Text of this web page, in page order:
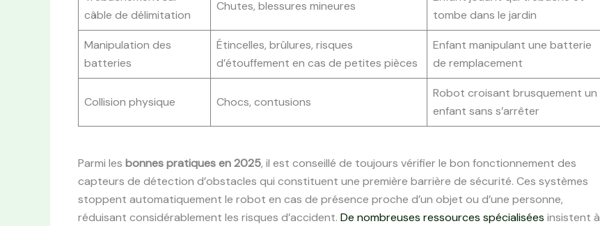
câble de délimitation
Chutes, blessures mineures
tombe dans le jardin
Manipulation des
batteries
Étincelles, brûlures, risques
d’étouffement en cas de petites pièces
Enfant manipulant une batterie
de remplacement
Collision physique Chocs, contusions
Robot croisant brusquement un
enfant sans s’arrêter
Parmi les bonnes pratiques en 2025, il est conseillé de toujours vérifier le bon fonctionnement des
capteurs de détection d’obstacles qui constituent une première barrière de sécurité. Ces systèmes
stoppent automatiquement le robot en cas de présence proche d’un objet ou d’une personne,
réduisant considérablement les risques d’accident. De nombreuses ressources spécialisées insistent à